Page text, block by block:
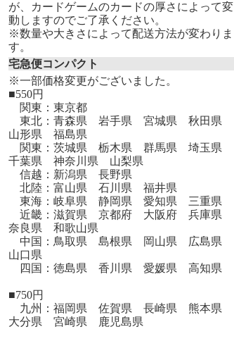
が、カードゲームのカードの厚さによって変
動しますのでご了承ください。
※数量や大きさによって配送方法が変わりま
す。
宅急便コンパクト
※一部価格変更がございました。
■550円
関東：東京都
東北：青森県 岩手県 宮城県 秋田県
山形県 福島県
関東：茨城県 栃木県 群馬県 埼玉県
千葉県 神奈川県 山梨県
信越：新潟県 長野県
北陸：富山県 石川県 福井県
東海：岐阜県 静岡県 愛知県 三重県
近畿：滋賀県 京都府 大阪府 兵庫県
奈良県 和歌山県
中国：鳥取県 島根県 岡山県 広島県
山口県
四国：徳島県 香川県 愛媛県 高知県
■750円
九州：福岡県 佐賀県 長崎県 熊本県
大分県 宮崎県 鹿児島県